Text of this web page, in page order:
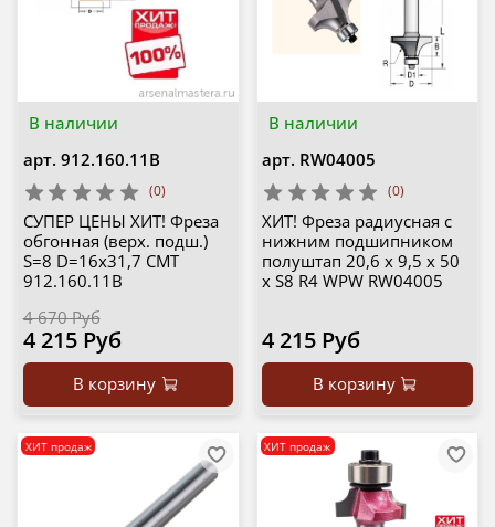
В наличии
арт. 912.160.11B
(0)
СУПЕР ЦЕНЫ ХИТ! Фреза
обгонная (верх. подш.)
S=8 D=16x31,7 CMT
912.160.11B
4 670 Руб
4 215 Руб
В корзину
В наличии
арт. RW04005
(0)
ХИТ! Фреза радиусная с
нижним подшипником
полуштап 20,6 x 9,5 x 50
x S8 R4 WPW RW04005
4 215 Руб
В корзину
ХИТ продаж ХИТ продаж